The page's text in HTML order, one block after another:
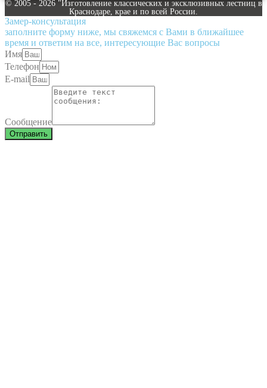
© 2005 - 2026 "Изготовление классических и эксклюзивных лестниц в
Краснодаре, крае и по всей России.
Замер-консультация
заполните форму ниже, мы свяжемся с Вами в ближайшее
время и ответим на все, интересующие Вас вопросы
Имя
Телефон
E-mail
Сообщение
Отправить